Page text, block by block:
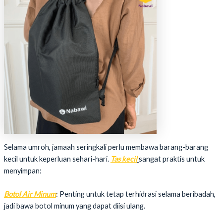
Selama umroh, jamaah seringkali perlu membawa barang-barang
kecil untuk keperluan sehari-hari. Tas kecilsangat praktis untuk
menyimpan:
Botol Air Minum: Penting untuk tetap terhidrasi selama beribadah,
jadi bawa botol minum yang dapat diisi ulang.